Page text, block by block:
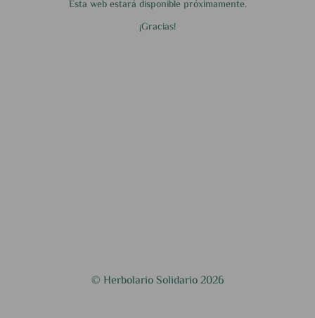
Esta web estará disponible próximamente.
¡Gracias!
© Herbolario Solidario 2026